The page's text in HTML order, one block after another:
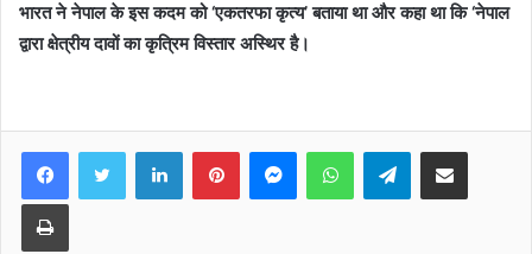
भारत ने नेपाल के इस कदम को ‘एकतरफा कृत्य’ बताया था और कहा था कि ‘नेपाल
द्वारा क्षेत्रीय दावों का कृत्रिम विस्तार अस्थिर है।
FacebookTwitter LinkedInPinterestMessengerWhatsAppTelegramShare via Email
Print